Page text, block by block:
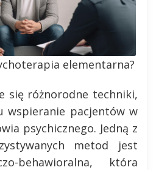
elementarna?
się różnorodne techniki,
wspieranie pacjentów w
psychicznego. Jedną z
metod jest
behawioralna, która